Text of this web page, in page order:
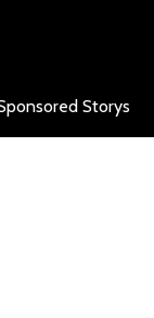
Storys